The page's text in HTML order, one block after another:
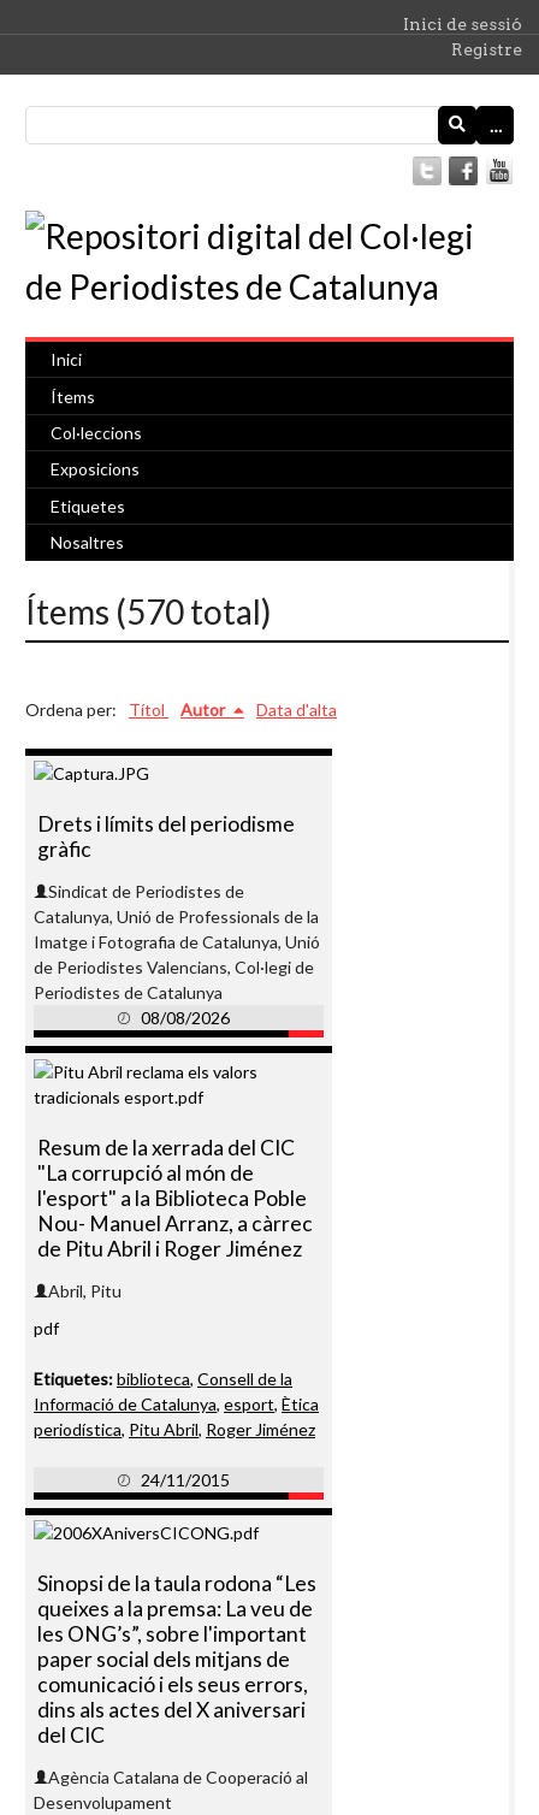
Inici de sessió
Registre
…
Inici
Ítems
Col·leccions
Exposicions
Etiquetes
Nosaltres
Ítems (570 total)
Ordena per: Títol Autor Data d'alta
Drets i límits del periodisme
gràfic
Sindicat de Periodistes de
Catalunya, Unió de Professionals de la
Imatge i Fotografia de Catalunya, Unió
de Periodistes Valencians, Col·legi de
Periodistes de Catalunya
08/08/2026
Resum de la xerrada del CIC
"La corrupció al món de
l'esport" a la Biblioteca Poble
Nou- Manuel Arranz, a càrrec
de Pitu Abril i Roger Jiménez
Abril, Pitu
pdf
Etiquetes:biblioteca, Consell de la
Informació de Catalunya, esport, Ètica
periodística, Pitu Abril, Roger Jiménez
24/11/2015
Sinopsi de la taula rodona “Les
queixes a la premsa: La veu de
les ONG’s”, sobre l'important
paper social dels mitjans de
comunicació i els seus errors,
dins als actes del X aniversari
del CIC
Agència Catalana de Cooperació al
Desenvolupament